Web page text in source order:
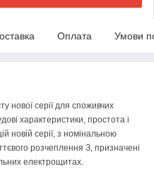
Оплата Умови
нової серії для споживчих
характеристики, простота і
новій серії, з номінальною
розчеплення З, призначені
електрощитах.